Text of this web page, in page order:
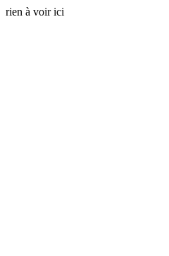
rien à voir ici